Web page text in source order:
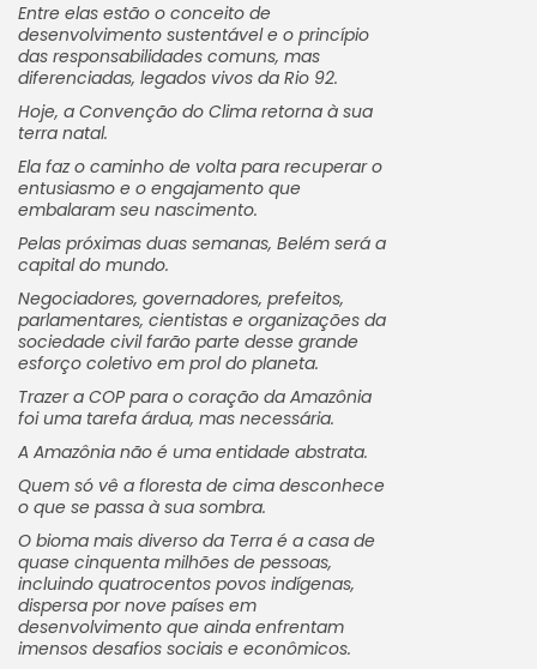
Entre elas estão o conceito de
desenvolvimento sustentável e o princípio
das responsabilidades comuns, mas
diferenciadas, legados vivos da Rio 92.
Hoje, a Convenção do Clima retorna à sua
terra natal.
Ela faz o caminho de volta para recuperar o
entusiasmo e o engajamento que
embalaram seu nascimento.
Pelas próximas duas semanas, Belém será a
capital do mundo.
Negociadores, governadores, prefeitos,
parlamentares, cientistas e organizações da
sociedade civil farão parte desse grande
esforço coletivo em prol do planeta.
Trazer a COP para o coração da Amazônia
foi uma tarefa árdua, mas necessária.
A Amazônia não é uma entidade abstrata.
Quem só vê a floresta de cima desconhece
o que se passa à sua sombra.
O bioma mais diverso da Terra é a casa de
quase cinquenta milhões de pessoas,
incluindo quatrocentos povos indígenas,
dispersa por nove países em
desenvolvimento que ainda enfrentam
imensos desafios sociais e econômicos.